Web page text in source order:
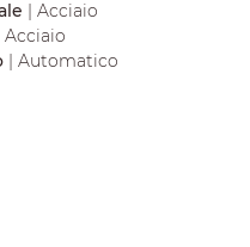
| Acciaio
Acciaio
| Automatico